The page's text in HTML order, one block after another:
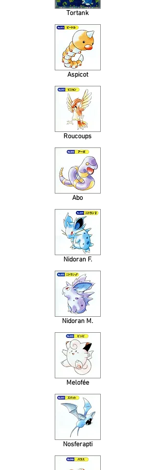
Tortank
Aspicot
Roucoups
Abo
Nidoran F.
Nidoran M.
Melofée
Nosferapti